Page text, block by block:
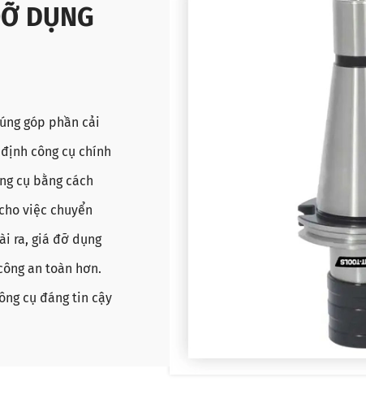
DỤNG
góp phần cải
công cụ chính
cụ bằng cách
việc chuyển
ra, giá đỡ dụng
an toàn hơn.
cụ đáng tin cậy